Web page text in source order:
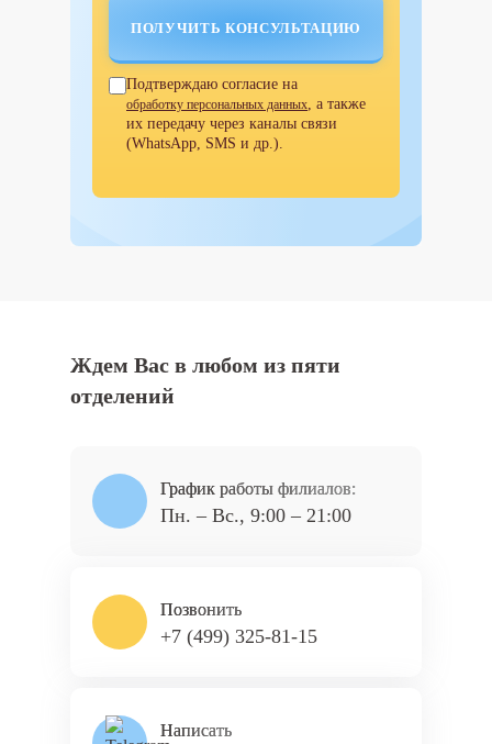
Подтверждаю согласие на
обработку персональных данных, а также
их передачу через каналы связи
(WhatsApp, SMS и др.).
Ждем Вас в любом из пяти
отделений
График работы филиалов:
Пн. – Вс., 9:00 – 21:00
Позвонить
+7 (499) 325-81-15
Написать